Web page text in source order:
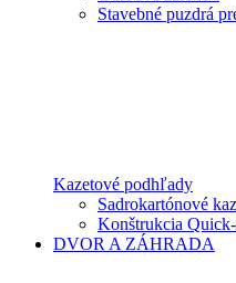
Stavebné puzdrá
Kazetové podhľady
Sadrokartónové
Konštrukcia
DVOR A ZÁHRADA